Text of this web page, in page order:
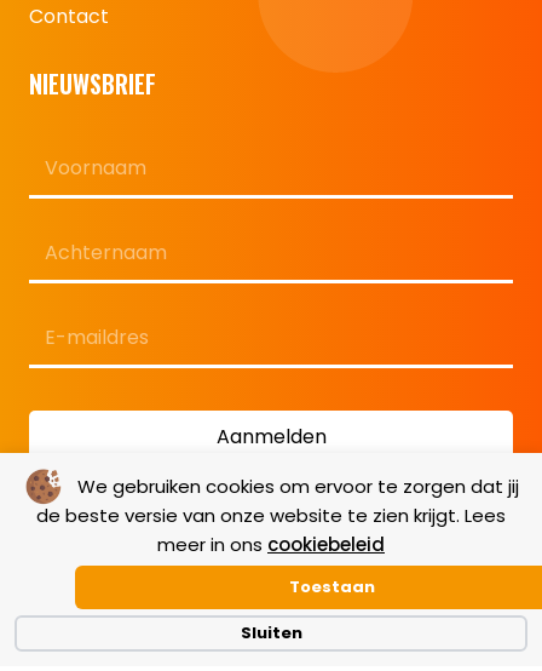
We gebruiken cookies om ervoor te zorgen dat jij
de beste versie van onze website te zien krijgt. Lees
meer in ons cookiebeleid
Toestaan
Sluiten
Contact
NIEUWSBRIEF
mailadres *